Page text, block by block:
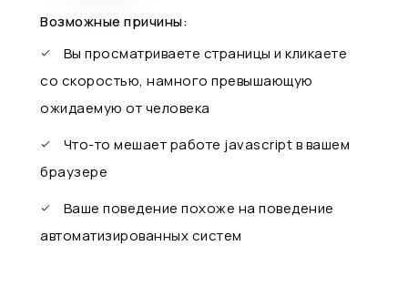
Возможные причины:
Вы просматриваете страницы и кликаете
со скоростью, намного превышающую
ожидаемую от человека
Что-то мешает работе javascript в вашем
браузере
Ваше поведение похоже на поведение
автоматизированных систем